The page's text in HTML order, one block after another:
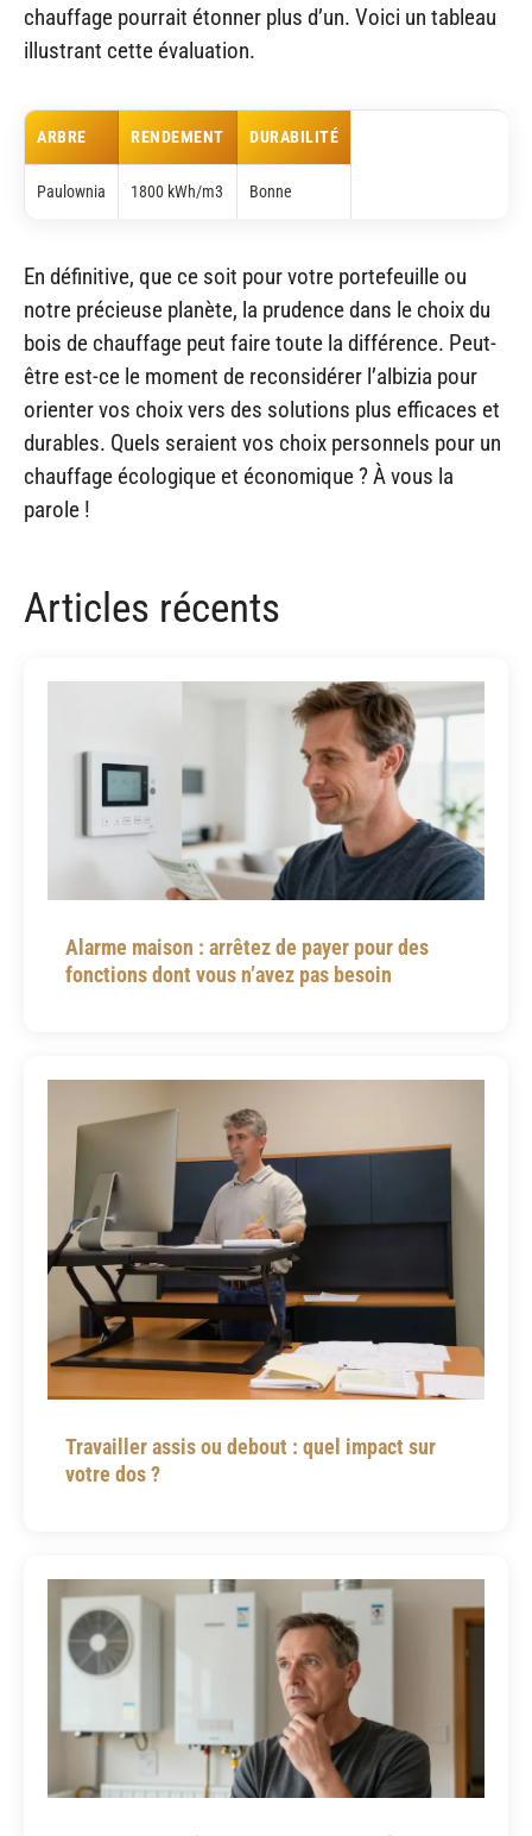
chauffage pourrait étonner plus d’un. Voici un tableau
illustrant cette évaluation.
ARBRE RENDEMENT DURABILITÉ
Paulownia 1800 kWh/m3 Bonne
En définitive, que ce soit pour votre portefeuille ou
notre précieuse planète, la prudence dans le choix du
bois de chauffage peut faire toute la différence. Peut-
être est-ce le moment de reconsidérer l’albizia pour
orienter vos choix vers des solutions plus efficaces et
durables. Quels seraient vos choix personnels pour un
chauffage écologique et économique ? À vous la
parole !
Articles récents
Alarme maison : arrêtez de payer pour des
fonctions dont vous n’avez pas besoin
Travailler assis ou debout : quel impact sur
votre dos ?